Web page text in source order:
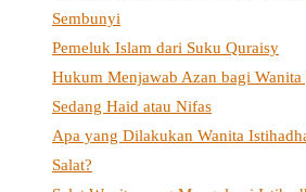
Sembunyi
Pemeluk Islam dari Suku Quraisy
Hukum Menjawab Azan bagi Wanita
Sedang Haid atau Nifas
Apa yang Dilakukan Wanita
Salat?